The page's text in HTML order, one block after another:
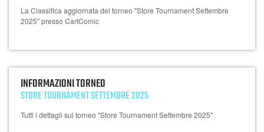
La Classifica aggiornata del torneo "Store Tournament Settembre
2025" presso CartComic
INFORMAZIONI TORNEO
STORE TOURNAMENT SETTEMBRE 2025
Tutti i dettagli sul torneo "Store Tournament Settembre 2025"